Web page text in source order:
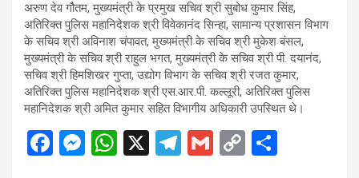
अरुण देव गौतम, मुख्यमंत्री के प्रमुख सचिव श्री सुबोध कुमार सिंह,
अतिरिक्त पुलिस महानिदेशक श्री विवेकानंद सिन्हा, सामान्य प्रशासन विभाग
के सचिव श्री अविनाश चंपावत, मुख्यमंत्री के सचिव श्री मुकेश बंसल,
मुख्यमंत्री के सचिव श्री राहुल भगत, मुख्यमंत्री के सचिव श्री पी. दयानंद,
सचिव श्री हिमशिखर गुप्ता, उद्योग विभाग के सचिव श्री रजत कुमार,
अतिरिक्त पुलिस महानिदेशक श्री एस.आर.पी. कल्लूरी, अतिरिक्त पुलिस
महानिदेशक श्री अमित कुमार सहित विभागीय अधिकारी उपस्थित थे।
F
M W X
T
G
C